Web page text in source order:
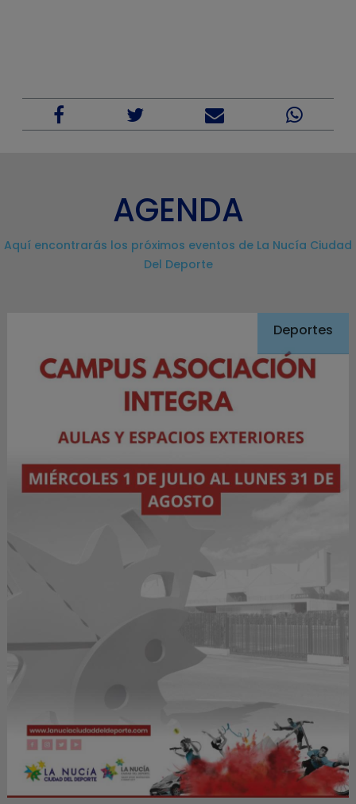
AGENDA
Aquí encontrarás los próximos eventos de La Nucía Ciudad
Del Deporte
Deportes